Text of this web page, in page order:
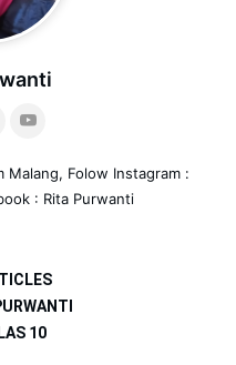
Malang, Folow Instagram :
: Rita Purwanti
10